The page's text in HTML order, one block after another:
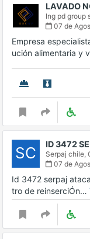
LAVADO
Ing pd group
07 de
Empresa
ución alimentaria y
SC ID 3472
Serpaj chile,
07 de
Id 3472 serpaj
tro de reinserciÓn…